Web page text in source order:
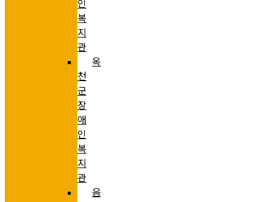
인
복
지
관
옥
천
군
장
애
인
복
지
관
음